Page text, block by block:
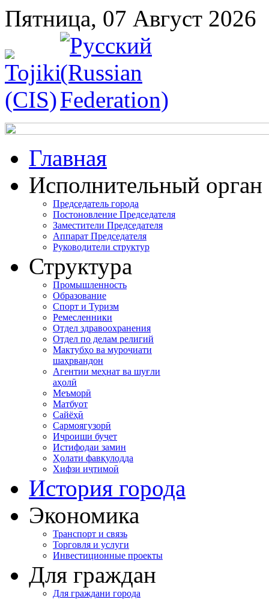
Пятница, 07 Август 2026
Главная
Исполнительный орган
Председатель города
Постоновление Председателя
Заместители Председателя
Аппарат Председателя
Руководители структур
Структура
Промышленность
Образование
Спорт и Туризм
Ремесленники
Отдел здравоохранения
Отдел по делам религий
Мактубҳо ва муроҷиати
шаҳрвандон
Агентии меҳнат ва шуғли
аҳолӣ
Меъморӣ
Матбуот
Сайёҳӣ
Сармоягузорӣ
Иҷроиши буҷет
Истифодаи замин
Ҳолати фавқулодда
Хифзи иҷтимоӣ
История города
Экономика
Транспорт и связь
Торговля и услуги
Инвестиционные проекты
Для граждан
Для граждани города